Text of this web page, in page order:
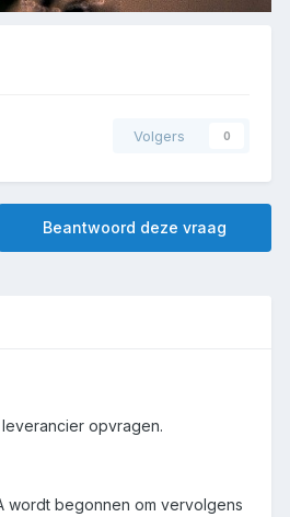
Volgers 0
Beantwoord deze vraag
opvragen.
wordt begonnen om vervolgens